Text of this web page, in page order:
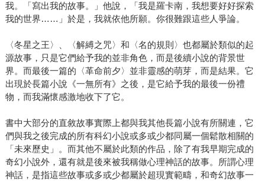
我。「寫出我的故事。」他說，「我是羅卡南，我想要好好探索
我的世界……」於是，我就依他所願。你很難跟這些人爭論。
〈冬星之王〉、〈解縛之咒〉和〈名的規則〉也都屬於類似的起
源故事，只是它們給予我的並非角色，而是後續小說的背景世
界。而最後一篇的〈革命前夕〉並非靈感的萌芽，而是結果。它
出現於長篇小說《一無所有》之後，是它給予我的最後一份禮
物，而我滿懷感激地收下了它。
書中大部分的直敘故事實際上都與我其他長篇小說有所關連，它
們與我之後完成的所有科幻小說或多或少都同屬一個鬆散相關的
「未來歷史」。而其他不屬於此類的作品，除了有我早期完成的
奇幻小說外，還有就是後來被我稱做心理神話的故事。所謂心理
神話，是指這些故事或多或少都屬於超現實範疇，和奇幻故事一